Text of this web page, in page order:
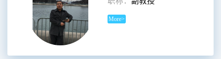
More>